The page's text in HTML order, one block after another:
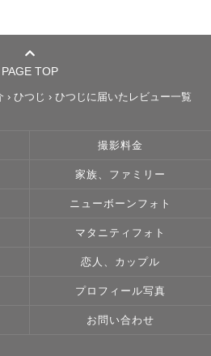
－－－－－－－－
影させていただきます♡
き"
って一緒に考えていきたいの
かせください💌
丈夫です！
せていただきますのでご安心く
PAGE TOP
› ひつじ › ひつじに届いたレビュー一覧
撮影料金
家族、ファミリー
ニューボーンフォト
マタニティフォト
恋人、カップル
プロフィール写真
お問い合わせ